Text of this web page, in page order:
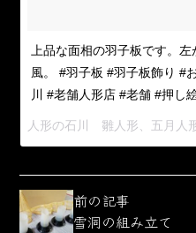
上品な面相の羽子板です。
風。 #羽子板 #羽子板飾り #
川 #老舗人形店 #老舗 #押し
前の記事
雪洞の組み立て